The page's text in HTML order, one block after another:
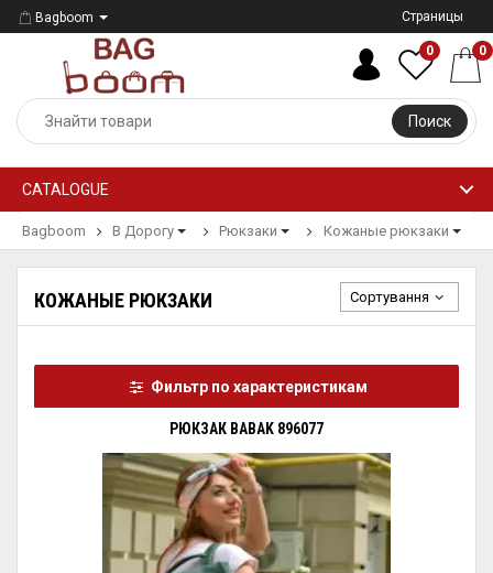
Bagboom Страницы
Поиск
0 0
CATALOGUE
Bagboom В Дорогу Рюкзаки Кожаные рюкзаки
КОЖАНЫЕ РЮКЗАКИ Сортування
Фильтр по характеристикам
РЮКЗАК BABAK 896077